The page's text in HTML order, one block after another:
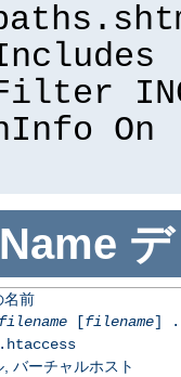
On
名前
filename[filename]
バーチャルホスト